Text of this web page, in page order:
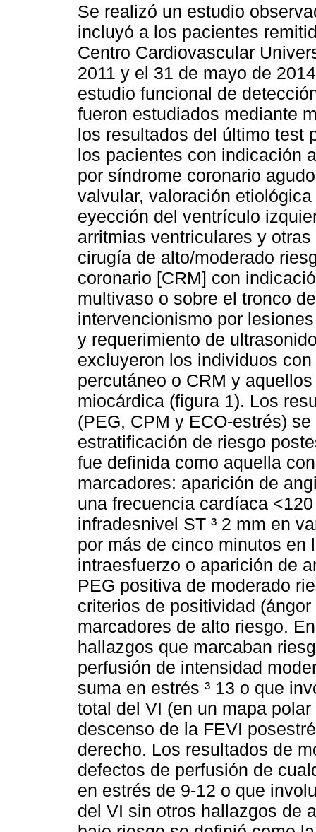
Se realizó un estudio
incluyó a los pacientes
Centro Cardiovascular
2011 y el 31 de mayo de
estudio funcional de
fueron estudiados mediante
los resultados del último test
los pacientes con indicación
por síndrome coronario
valvular, valoración
eyección del ventrículo
arritmias ventriculares y
cirugía de alto/moderado
coronario [CRM] con
multivaso o sobre el tronco
intervencionismo por
y requerimiento de
excluyeron los individuos
percutáneo o CRM y
miocárdica (figura 1). Los
(PEG, CPM y ECO-estrés)
estratificación de riesgo
fue definida como aquella
marcadores: aparición de
una frecuencia cardíaca
infradesnivel ST ³ 2 mm en
por más de cinco minutos en
intraesfuerzo o aparición de
PEG positiva de moderado
criterios de positividad
marcadores de alto riesgo.
hallazgos que marcaban
perfusión de intensidad
suma en estrés ³ 13 o que
total del VI (en un mapa
descenso de la FEVI
derecho. Los resultados de
defectos de perfusión de
en estrés de 9-12 o que
del VI sin otros hallazgos de